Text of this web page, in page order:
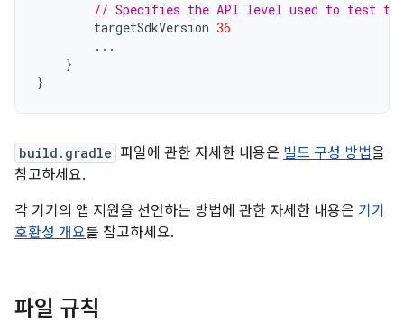
// Specifies the API level used to test
targetSdkVersion 36
...
}
}
build.gradle 파일에 관한 자세한 내용은 빌드 구성 방법을
참고하세요.
각 기기의 앱 지원을 선언하는 방법에 관한 자세한 내용은 기기
호환성 개요를 참고하세요.
파일 규칙